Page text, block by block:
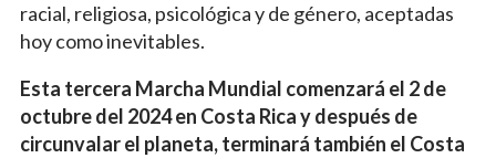
racial, religiosa, psicológica y de género, aceptadas
hoy como inevitables.
Esta tercera Marcha Mundial comenzará el 2 de
octubre del 2024 en Costa Rica y después de
circunvalar el planeta, terminará también el Costa